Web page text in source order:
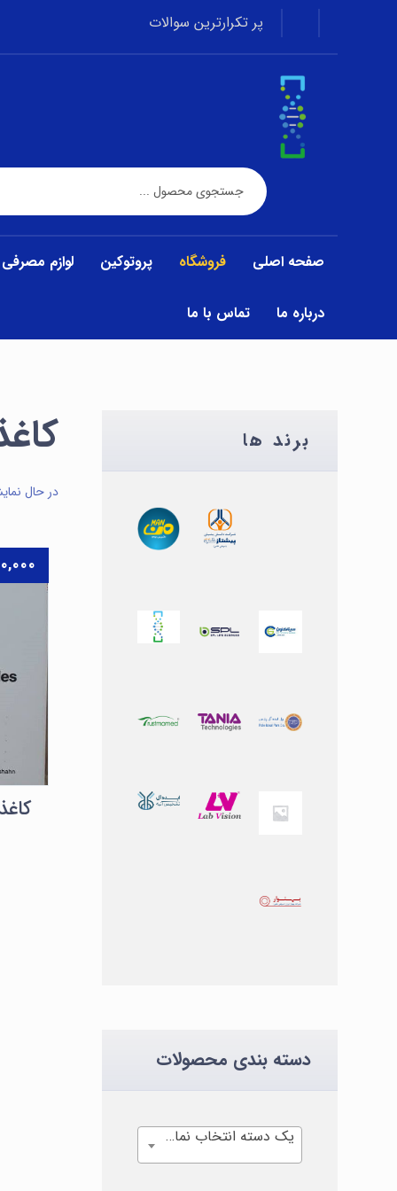
پر تکرارترین سوالات
صفحه اصلی فروشگاه پروتوکین لوازم مصرفی
درباره ما تماس با ما
در حال
برند ها
دسته بندی محصولات
یک دسته انتخاب نمایید